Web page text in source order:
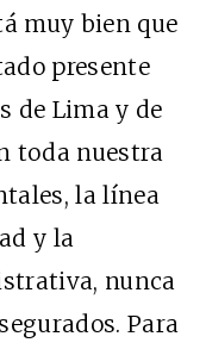
muy bien que
presente
de Lima y de
toda nuestra
la línea
y la
nunca
Para